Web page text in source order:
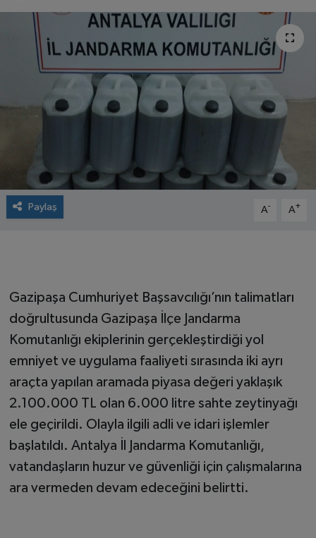
Paylaş A- A+
Gazipaşa Cumhuriyet Başsavcılığı’nın talimatları
doğrultusunda Gazipaşa İlçe Jandarma
Komutanlığı ekiplerinin gerçekleştirdiği yol
emniyet ve uygulama faaliyeti sırasında iki ayrı
araçta yapılan aramada piyasa değeri yaklaşık
2.100.000 TL olan 6.000 litre sahte zeytinyağı
ele geçirildi. Olayla ilgili adli ve idari işlemler
başlatıldı. Antalya İl Jandarma Komutanlığı,
vatandaşların huzur ve güvenliği için çalışmalarına
ara vermeden devam edeceğini belirtti.